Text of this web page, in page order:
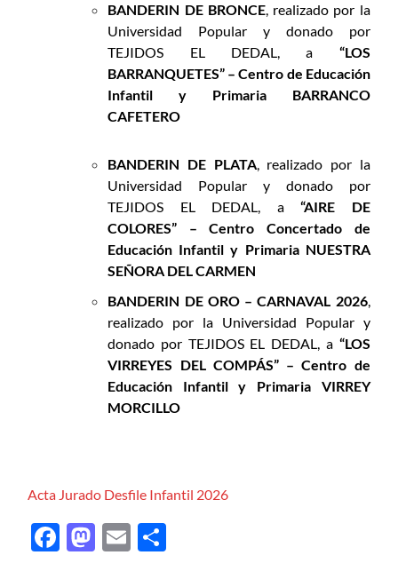
BANDERIN DE BRONCE, realizado por la
Universidad Popular y donado por
TEJIDOS EL DEDAL, a “LOS
BARRANQUETES” – Centro de Educación
Infantil y Primaria BARRANCO
CAFETERO
BANDERIN DE PLATA, realizado por la
Universidad Popular y donado por
TEJIDOS EL DEDAL, a“AIRE DE
COLORES” – Centro Concertado de
Educación Infantil y Primaria NUESTRA
SEÑORA DEL CARMEN
BANDERIN DE ORO – CARNAVAL 2026,
realizado por la Universidad Popular y
donado por TEJIDOS EL DEDAL, a “LOS
VIRREYES DEL COMPÁS” – Centro de
Educación Infantil y Primaria VIRREY
MORCILLO
Acta Jurado Desfile Infantil 2026
Facebook
Mastodon
Email